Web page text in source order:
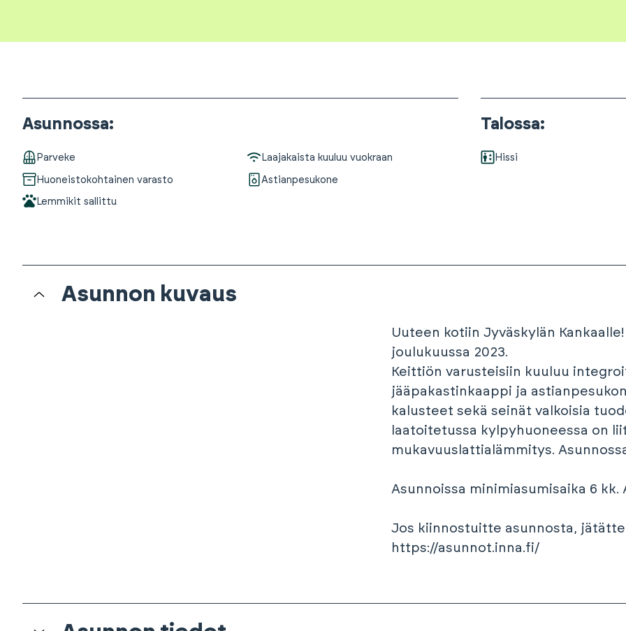
Asunnossa:
Parveke Laajakaista kuuluu vuokraan
Huoneistokohtainen varasto Astianpesukone
Lemmikit sallittu
Talossa:
Hissi
Asunnon kuvaus
Uuteen kotiin Jyväskylän
joulukuussa 2023.
Keittiön varusteisiin kuuluu
jääpakastinkaappi ja
kalusteet sekä seinät valkoisia
laatoitetussa kylpyhuoneessa on
mukavuuslattialämmitys.
Asunnoissa minimiasumisaika 6
Jos kiinnostuitte asunnosta,
https://asunnot.inna.fi/